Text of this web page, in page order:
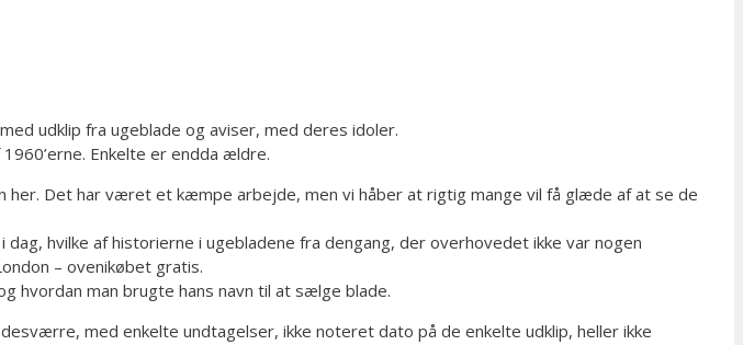
udklip fra ugeblade og aviser, med deres idoler.
Enkelte er endda ældre.
Det har været et kæmpe arbejde, men vi håber at rigtig mange vil få glæde af at se de
hvilke af historierne i ugebladene fra dengang, der overhovedet ikke var nogen
– ovenikøbet gratis.
hvordan man brugte hans navn til at sælge blade.
med enkelte undtagelser, ikke noteret dato på de enkelte udklip, heller ikke